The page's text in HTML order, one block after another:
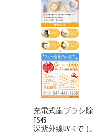
充電式歯ブラシ
TS45
深紫外線UV-Cで